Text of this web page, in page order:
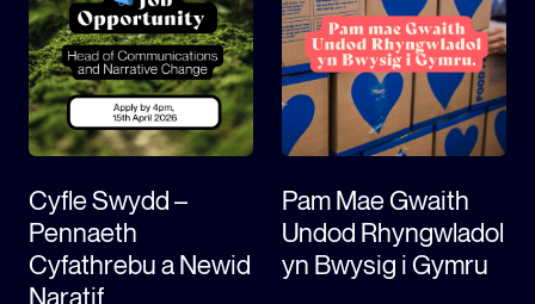
Cyfle Swydd –
Pennaeth
Cyfathrebu a Newid
Naratif
Pam Mae Gwaith
Undod Rhyngwladol
yn Bwysig i Gymru